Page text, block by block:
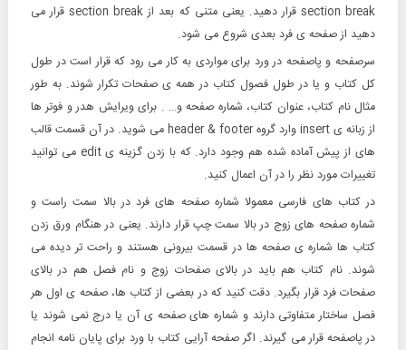
section break قرار دهید. یعنی متنی که بعد از section break قرار می
دهید از صفحه ی فرد بعدی شروع می شود.
سرصفحه و پاصفحه در ورد برای مواردی به کار می رود که قرار است در طول
کل کتاب و یا در طول فصول کتاب در همه ی صفحات تکرار شوند. به طور
مثال نام کتاب، عنوان کتاب، شماره صفحه و… . برای ویرایش هدر و فوتر ها
از زبانه ی insert وارد گروه header & footer می شوید. در آن قسمت قالب
های از پیش آماده شده هم وجود دارد. که با زدن گزینه ی edit می توانید
تغییرات مورد نظر را در آن اعمال کنید.
در کتاب های فارسی معمولا شماره صفحه های فرد در بالا سمت راست و
شماره صفحه های زوج در بالا سمت چپ قرار دارند. یعنی در هنگام ورق زدن
کتاب ها شماره ی صفحه ها در قسمت بیرونی هستند و راحت تر دیده می
شوند. نام کتاب هم باید در بالای صفحات زوج و نام فصل هم در بالای
صفحات فرد قرار بگیرد. دقت کنید که در بعضی از کتاب ها، صفحه ی اول هر
فصل ساختار متفاوتی دارند و شماره های صفحه ی آن یا درج نمی شوند یا
در پاصفحه قرار می گیرند. اگر صفحه آرایی کتاب با ورد برای پایان نامه انجام